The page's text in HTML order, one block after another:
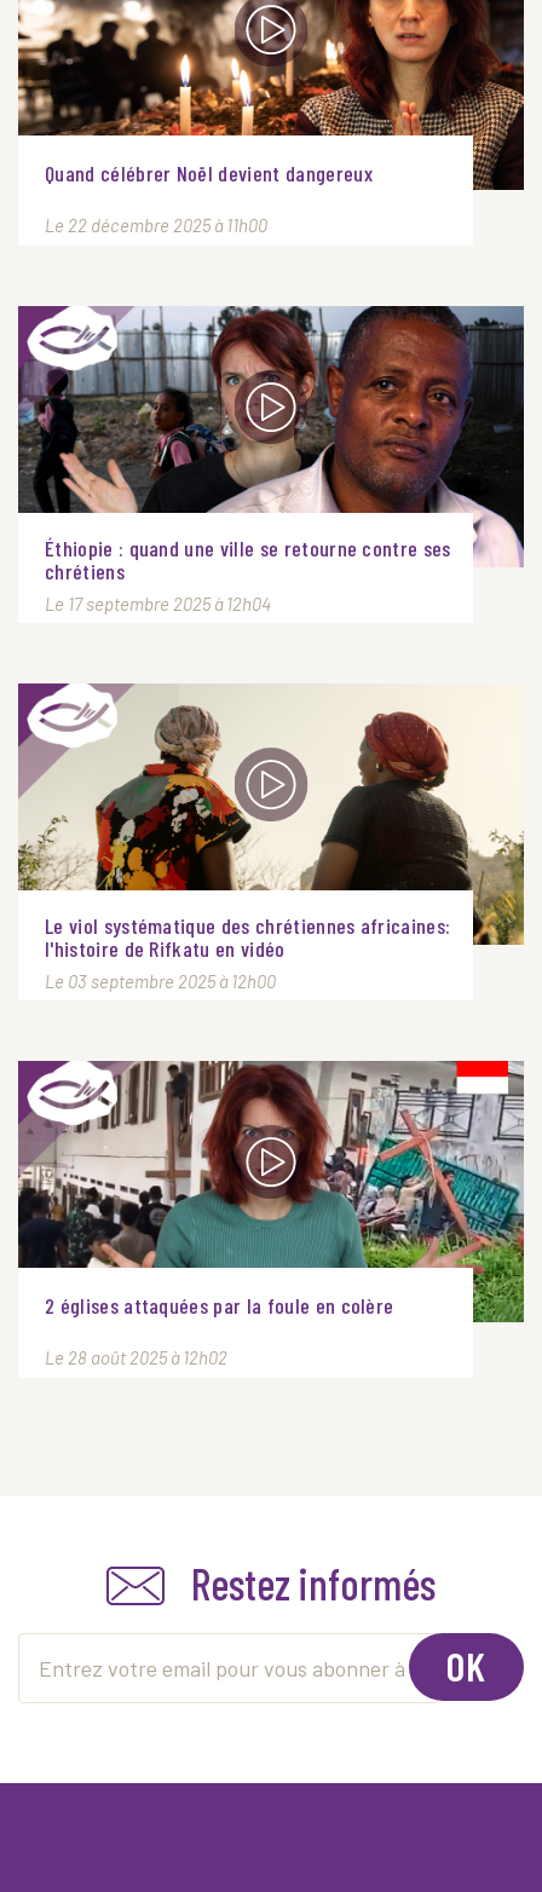
Quand célébrer Noël devient dangereux
Le 22 décembre 2025 à 11h00
Éthiopie : quand une ville se retourne contre ses
chrétiens
Le 17 septembre 2025 à 12h04
Le viol systématique des chrétiennes africaines:
l'histoire de Rifkatu en vidéo
Le 03 septembre 2025 à 12h00
2 églises attaquées par la foule en colère
Le 28 août 2025 à 12h02
Restez informés
OK